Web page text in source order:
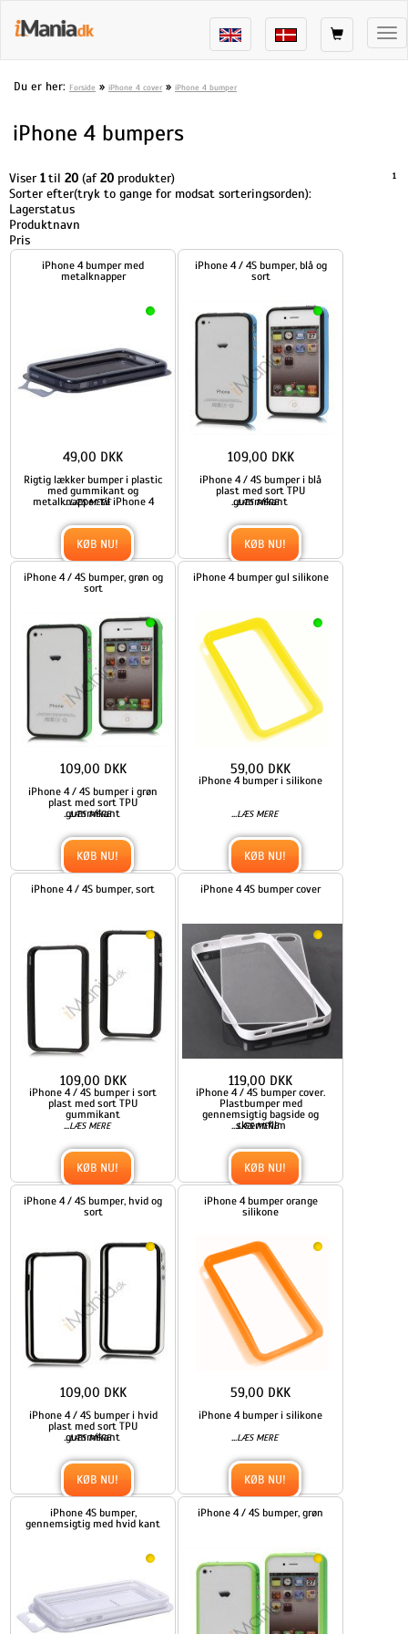
Du er her: Forside » iPhone 4 cover » iPhone 4 bumper
iPhone 4 bumpers
Viser 1til 20 (af20 produkter) 1
Sorter efter(tryk to gange for modsat sorteringsorden):
Lagerstatus
Produktnavn
Pris
iPhone 4 bumper med
metalknapper
Rigtig lækker bumper i plastic
med gummikant og
metalknapper til iPhone 4
...LÆS MERE
49,00 DKK
KØB NU!
iPhone 4 / 4S bumper, blå og
sort
iPhone 4 / 4S bumper i blå
plast med sort TPU
gummikant
...LÆS MERE
109,00 DKK
KØB NU!
iPhone 4 / 4S bumper, grøn og
sort
iPhone 4 / 4S bumper i grøn
plast med sort TPU
gummikant
...LÆS MERE
109,00 DKK
KØB NU!
iPhone 4 bumper gul silikone
iPhone 4 bumper i silikone
...LÆS MERE
59,00 DKK
KØB NU!
iPhone 4 / 4S bumper, sort
iPhone 4 / 4S bumper i sort
plast med sort TPU
gummikant
...LÆS MERE
109,00 DKK
KØB NU!
iPhone 4 4S bumper cover
iPhone 4 / 4S bumper cover.
Plastbumper med
gennemsigtig bagside og
skærmfilm
...LÆS MERE
119,00 DKK
KØB NU!
iPhone 4 / 4S bumper, hvid og
sort
iPhone 4 / 4S bumper i hvid
plast med sort TPU
gummikant
...LÆS MERE
109,00 DKK
KØB NU!
iPhone 4 bumper orange
silikone
iPhone 4 bumper i silikone
...LÆS MERE
59,00 DKK
KØB NU!
iPhone 4S bumper,
gennemsigtig med hvid kant
iPhone 4 / 4S bumper, grøn